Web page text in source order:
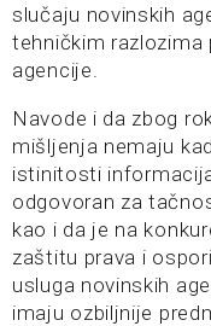
slučaju novinskih
tehničkim
agencije.
Navode i da zbog
mišljenja nemaju
istinitosti
odgovoran za
kao i da je na
zaštitu prava i
usluga novinskih
imaju ozbiljnije